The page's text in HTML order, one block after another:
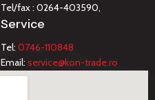
Tel/fax : 0264-403590,
Service
Tel: 0746-110848
Email: service@kon-trade.ro